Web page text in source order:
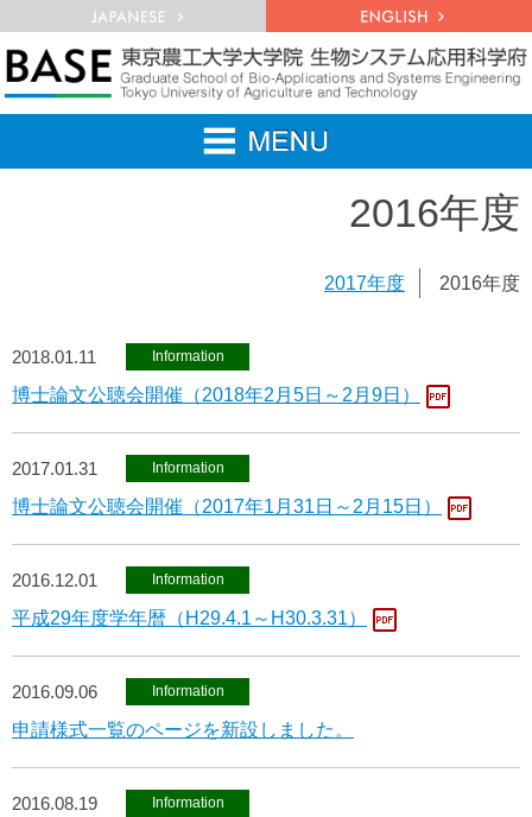
2016年度
2017年度 2016年度
2018.01.11 Information
博士論文公聴会開催（2018年2月5日～2月9日）
2017.01.31 Information
博士論文公聴会開催（2017年1月31日～2月15日）
2016.12.01 Information
平成29年度学年暦（H29.4.1～H30.3.31）
2016.09.06 Information
申請様式一覧のページを新設しました。
2016.08.19 Information